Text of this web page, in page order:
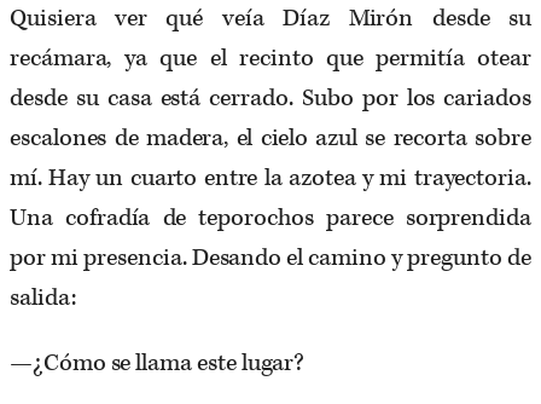
Quisiera ver qué veía Díaz Mirón desde su
recámara, ya que el recinto que permitía otear
desde su casa está cerrado. Subo por los cariados
escalones de madera, el cielo azul se recorta sobre
mí. Hay un cuarto entre la azotea y mi trayectoria.
Una cofradía de teporochos parece sorprendida
por mi presencia. Desando el camino y pregunto de
salida:
—¿Cómo se llama este lugar?